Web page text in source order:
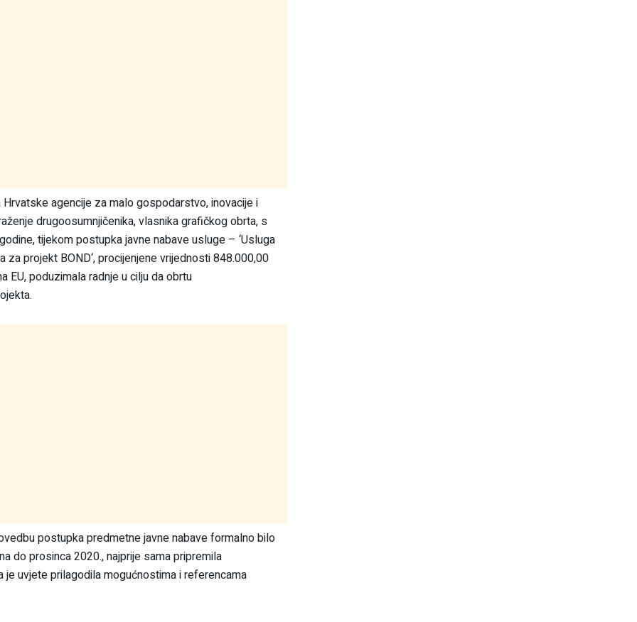
agencije za malo gospodarstvo, inovacije i
drugoosumnjičenika, vlasnika grafičkog obrta, s
tijekom postupka javne nabave usluge – ‘Usluga
projekt BOND‘, procijenjene vrijednosti 848.000,00
EU, poduzimala radnje u cilju da obrtu
postupka predmetne javne nabave formalno bilo
do prosinca 2020., najprije sama pripremila
je uvjete prilagodila mogućnostima i referencama